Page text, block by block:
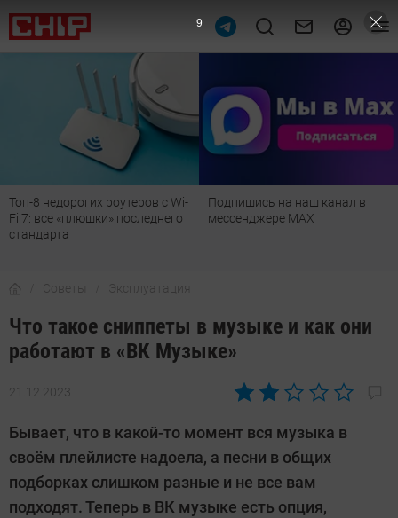
с Wi-
Подпишись на наш канал в
мессенджере МАХ
Рейтинг телевизоров
лучшие модели для
Советы Эксплуатация
Что такое сниппеты в музыке и как они
работают в «ВК Музыке»
21.12.2023
Автор:
Бывает, что в какой-то момент вся музыка в
своём плейлисте надоела, а песни в общих
подборках слишком разные и не все вам
подходят. Теперь в ВК музыке есть опция,
8